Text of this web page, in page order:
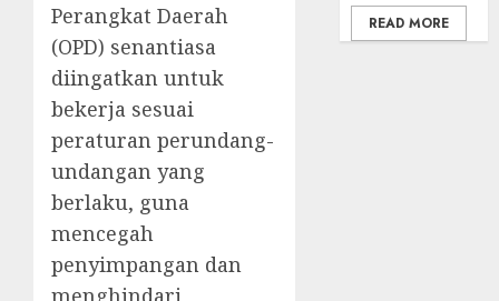
Perangkat Daerah
(OPD) senantiasa
diingatkan untuk
bekerja sesuai
peraturan perundang-
undangan yang
berlaku, guna
mencegah
penyimpangan dan
menghindari
READ MORE